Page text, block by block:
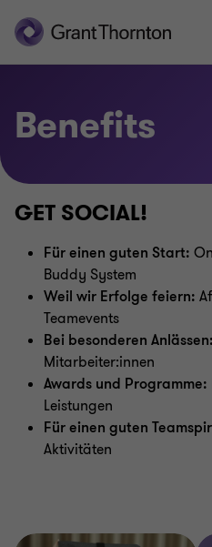
Benefits
GET SOCIAL!
Für einen guten Start:
Buddy System
Weil wir Erfolge feiern:
Teamevents
Bei besonderen Anlässen:
Mitarbeiter:innen
Awards und Programme:
Leistungen
Für einen guten
Aktivitäten